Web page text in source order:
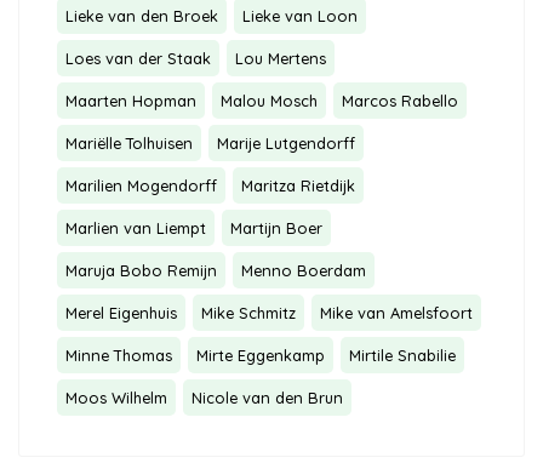
Lieke van den Broek Lieke van Loon
Loes van der Staak Lou Mertens
Maarten Hopman Malou Mosch Marcos Rabello
Mariëlle Tolhuisen Marije Lutgendorff
Marilien Mogendorff Maritza Rietdijk
Marlien van Liempt Martijn Boer
Maruja Bobo Remijn Menno Boerdam
Merel Eigenhuis Mike Schmitz Mike van Amelsfoort
Minne Thomas Mirte Eggenkamp Mirtile Snabilie
Moos Wilhelm Nicole van den Brun